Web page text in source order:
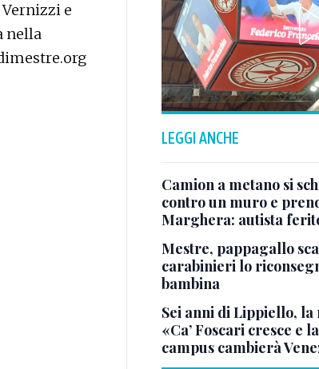
e
nella
LEGGI ANCHE
Camion a metano si
contro un muro e
Marghera: autista
Mestre, pappagallo
carabinieri lo
bambina
Sei anni di Lippiello,
«Ca’ Foscari cresce e
campus cambierà